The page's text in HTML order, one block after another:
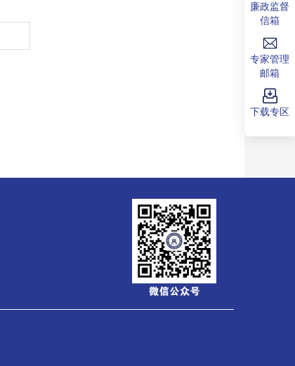
廉政监督
信箱
专家管理
邮箱
下载专区